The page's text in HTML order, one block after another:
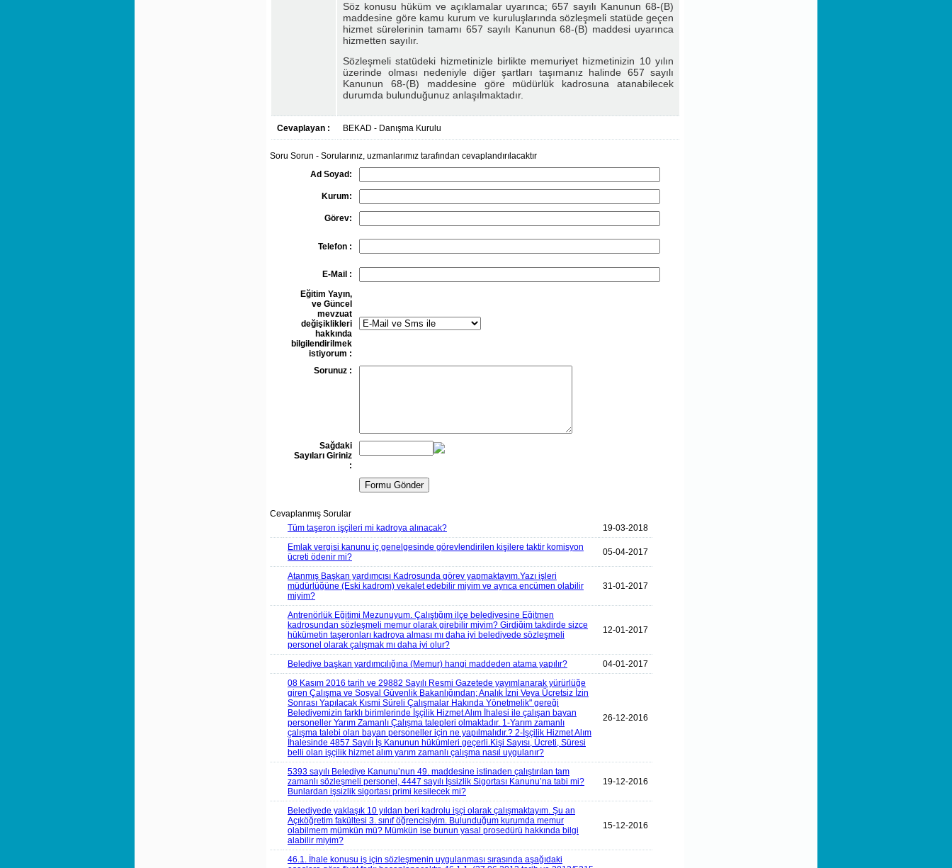
Söz konusu hüküm ve açıklamalar uyarınca; 657 sayılı Kanunun 68-(B)
maddesine göre kamu kurum ve kuruluşlarında sözleşmeli statüde geçen
hizmet sürelerinin tamamı 657 sayılı Kanunun 68-(B) maddesi uyarınca
hizmetten sayılır.
Sözleşmeli statüdeki hizmetinizle birlikte memuriyet hizmetinizin 10 yılın
üzerinde olması nedeniyle diğer şartları taşımanız halinde 657 sayılı
Kanunun 68-(B) maddesine göre müdürlük kadrosuna atanabilecek
durumda bulunduğunuz anlaşılmaktadır.
Cevaplayan : BEKAD - Danışma Kurulu
Soru Sorun - Sorularınız, uzmanlarımız tarafından cevaplandırılacaktır
Ad Soyad:
Kurum:
Görev:
Telefon :
E-Mail :
Eğitim Yayın,
ve Güncel
mevzuat
değişiklikleri
hakkında
bilgilendirilmek
istiyorum :
Sorunuz :
Sağdaki
Sayıları Giriniz
:
Cevaplanmış Sorular
Tüm taşeron işçileri mi kadroya alınacak?
19-03-2018
Emlak vergisi kanunu iç genelgesinde görevlendirilen kişilere taktir komisyon
ücreti ödenir mi?
05-04-2017
Atanmış Başkan yardımcısı Kadrosunda görev yapmaktayım.Yazı işleri
müdürlüğüne (Eski kadrom) vekalet edebilir miyim ve ayrıca encümen olabilir
miyim?
31-01-2017
Antrenörlük Eğitimi Mezunuyum. Çalıştığım ilçe belediyesine Eğitmen
kadrosundan sözleşmeli memur olarak girebilir miyim? Girdiğim takdirde sizce
hükümetin taşeronları kadroya alması mı daha iyi belediyede sözleşmeli
personel olarak çalışmak mı daha iyi olur?
12-01-2017
Belediye başkan yardımcılığına (Memur) hangi maddeden atama yapılır?
04-01-2017
08 Kasım 2016 tarih ve 29882 Sayılı Resmi Gazetede yayımlanarak yürürlüğe
giren Çalışma ve Sosyal Güvenlik Bakanlığından; Analık İzni Veya Ücretsiz İzin
Sonrası Yapılacak Kısmi Süreli Çalışmalar Hakında Yönetmelik" gereği
Belediyemizin farklı birimlerinde İşçilik Hizmet Alım İhalesi ile çalışan bayan
personeller Yarım Zamanlı Çalışma talepleri olmaktadır. 1-Yarım zamanlı
çalışma talebi olan bayan personeller için ne yapılmalıdır.? 2-İşçilik Hizmet Alım
İhalesinde 4857 Sayılı İş Kanunun hükümleri geçerli.Kişi Sayısı, Ücreti, Süresi
belli olan işçilik hizmet alım yarım zamanlı çalışma nasıl uygulanır?
26-12-2016
5393 sayılı Belediye Kanunu’nun 49. maddesine istinaden çalıştırılan tam
zamanlı sözleşmeli personel, 4447 sayılı İşsizlik Sigortası Kanunu’na tabi mi?
Bunlardan işsizlik sigortası primi kesilecek mi?
19-12-2016
Belediyede yaklaşık 10 yıldan beri kadrolu işçi olarak çalışmaktayım. Şu an
Açıköğretim fakültesi 3. sınıf öğrencisiyim. Bulunduğum kurumda memur
olabilmem mümkün mü? Mümkün ise bunun yasal prosedürü hakkında bilgi
alabilir miyim?
15-12-2016
46.1. İhale konusu iş için sözleşmenin uygulanması sırasında aşağıdaki